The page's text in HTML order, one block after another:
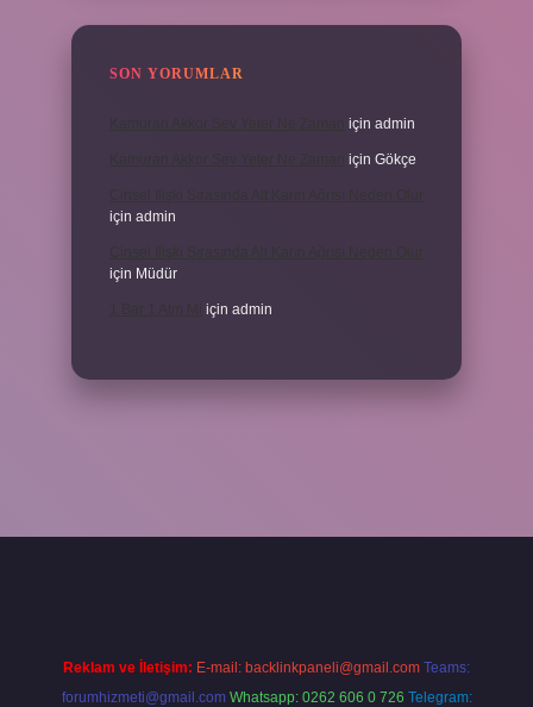
SON YORUMLAR
için admin
için Gökçe
için admin
için Müdür
için admin
Reklam ve İletişim: E-mail: backlinkpaneli@gmail.com Teams:
forumhizmeti@gmail.com Whatsapp: 0262 606 0 726 Telegram: